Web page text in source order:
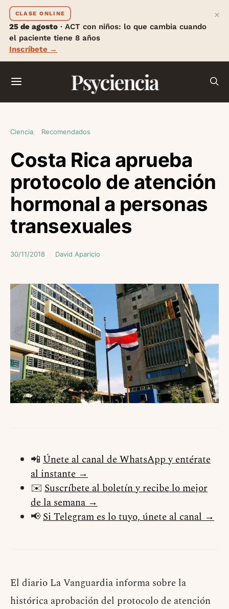
CLASE ONLINE
25 de agosto · ACT con niños: lo que cambia cuando
el paciente tiene 8 años
Inscríbete →
×
Psyciencia
Ciencia Recomendados
Costa Rica aprueba
protocolo de atención
hormonal a personas
transexuales
30/11/2018 David Aparicio
📲 Únete al canal de WhatsApp y entérate
al instante →
✉️ Suscríbete al boletín y recibe lo mejor
de la semana →
📢Si Telegram es lo tuyo, únete al canal →
El diario La Vanguardia informa sobre la
histórica aprobación del protocolo de atención